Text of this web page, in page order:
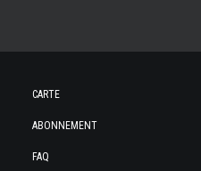
CARTE
ABONNEMENT
FAQ